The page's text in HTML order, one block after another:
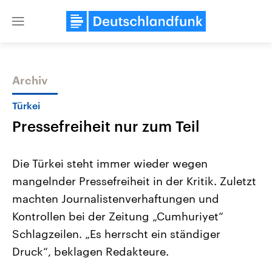
Close
Themen
Landtagswahl Sachsen-Anhalt
2026
Alle Informationen
Sachsen-Anhalt wählt am 6.
September 2026 einen neuen
Landtag. Seit 2021 wird das
Bundesland von einer Koalition aus
USA
Aktuelle Beiträge,
Hintergründe
Wirtschaftlich und
gehören die Vereinigten
Archiv
Türkei
Pressefreiheit nur zum Teil
Die Türkei steht immer wieder wegen
mangelnder Pressefreiheit in der Kritik. Zuletzt
machten Journalistenverhaftungen und
Kontrollen bei der Zeitung „Cumhuriyet“
Schlagzeilen. „Es herrscht ein ständiger
Druck“, beklagen Redakteure.